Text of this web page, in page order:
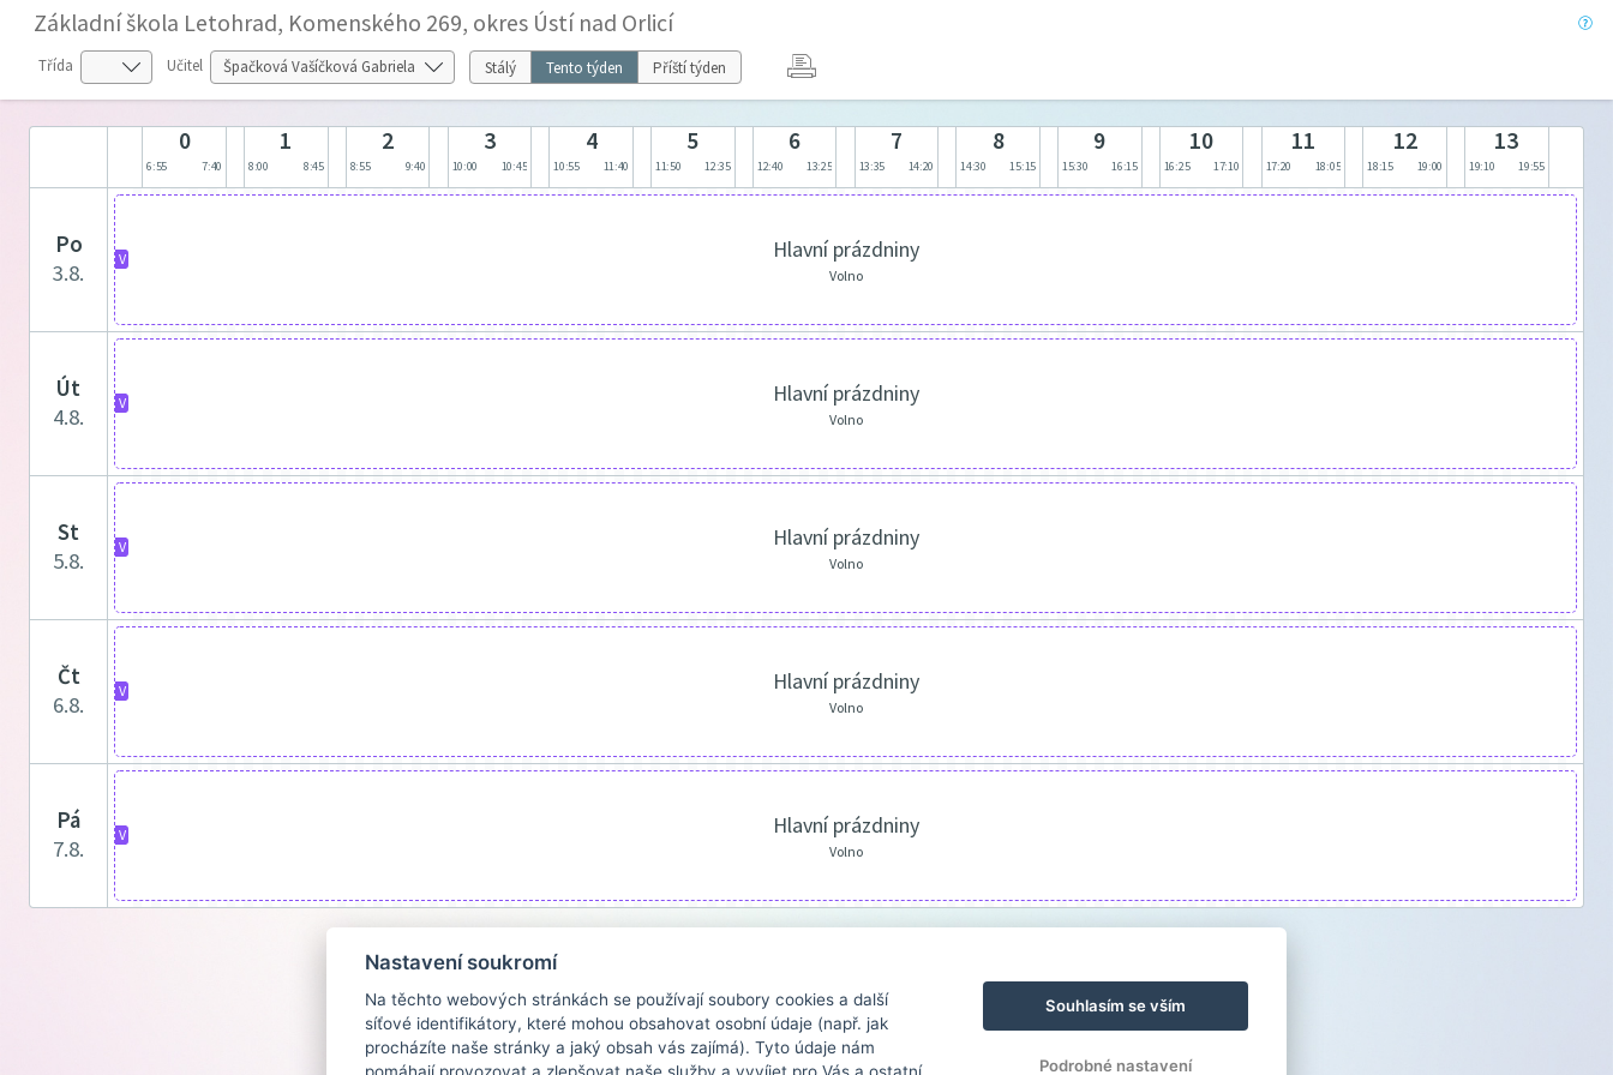
Základní škola Letohrad, Komenského 269, okres Ústí nad Orlicí
Třída Učitel Stálý Tento týden Příští týden
0
6:55 7:40
1
8:00 8:45
2
8:55 9:40
3
10:00 10:45
4
10:55 11:40
5
11:50 12:35
6
12:40 13:25
7
13:35 14:20
8
14:30 15:15
9
15:30 16:15
10
16:25 17:10
11
17:20 18:05
12
18:15 19:00
13
19:10 19:55
po
3.8.
V Hlavní prázdniny
Volno
út
4.8.
V Hlavní prázdniny
Volno
st
5.8.
V Hlavní prázdniny
Volno
čt
6.8.
V Hlavní prázdniny
Volno
pá
7.8.
V Hlavní prázdniny
Volno
Nastavení soukromí
Na těchto webových stránkách se používají soubory cookies a další
síťové identifikátory, které mohou obsahovat osobní údaje (např. jak
procházíte naše stránky a jaký obsah vás zajímá). Tyto údaje nám
Souhlasím se vším
Podrobné nastavení